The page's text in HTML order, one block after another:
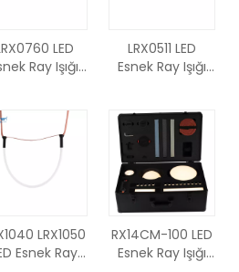
LED
Ray Işığı
açı
Spot Işığı
LRX0511 LED
Esnek Ray Işığı
değiştirilebilir
Difüzör
LRX1050
Esnek Ray
RX14CM-100 LED
Esnek Ray Işığı